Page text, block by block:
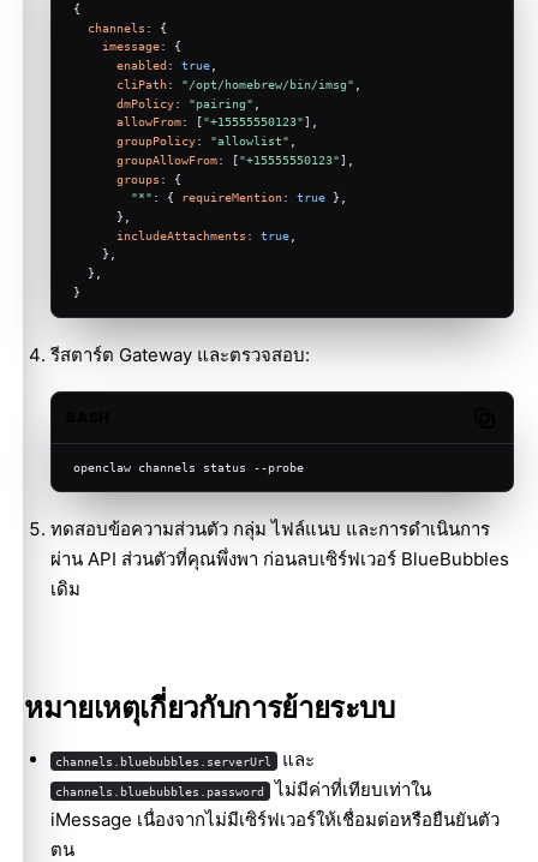
{
channels : {
imessage: {
enabled : true,
cliPath: "/opt/homebrew/bin/imsg"
dmPolicy: "pairing"
allowFrom: ["+15555550123"],
groupPolicy: "allowlist"
groupAllowFrom: ["+15555550123"],
groups : {
"*" : { requireMention: true },
      },
includeAttachments : true,
    },
  },
}
รีสตาร์ต Gateway และตรวจสอบ:
openclaw channels status --probe
ทดสอบข้อความส่วนตัว กลุ่ม ไฟล์แนบ และการดำเนินการ
ผ่าน API ส่วนตัวที่คุณพึ่งพา ก่อนลบเซิร์ฟเวอร์ BlueBubbles
เดิม
หมายเหตุเกี่ยวกับการย้ายระบบ
channels.bluebubbles.serverUrl และ
channels.bluebubbles.password
ไม่มีค่าที่เทียบเท่าใน
iMessage เนื่องจากไม่มีเซิร์ฟเวอร์ให้เชื่อมต่อหรือยืนยันตัว
ตน